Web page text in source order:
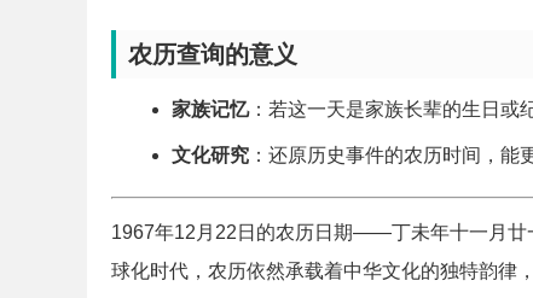
农历查询的意义
家族记忆：若这一天是家族长辈的生日或
文化研究 ：还原历史事件的农历时间，能
1967年12月22日的农历日期——丁未年十一月廿
球化时代，农历依然承载着中华文化的独特韵律